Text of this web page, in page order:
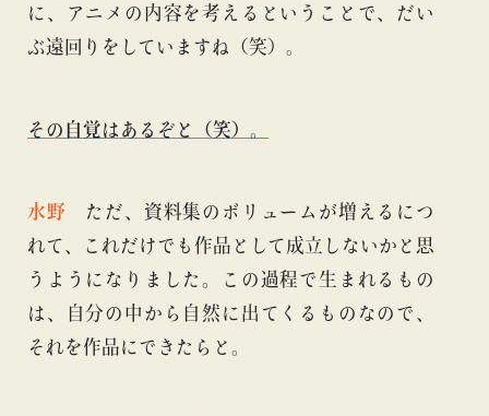
に、アニメの内容を考えるということで、だい
ぶ遠回りをしていますね（笑）。
その自覚はあるぞと（笑）。
水野
ただ、資料集のボリュームが増えるにつ
れて、これだけでも作品として成立しないかと思
うようになりました。この過程で生まれるもの
は、自分の中から自然に出てくるものなので、
それを作品にできたらと。